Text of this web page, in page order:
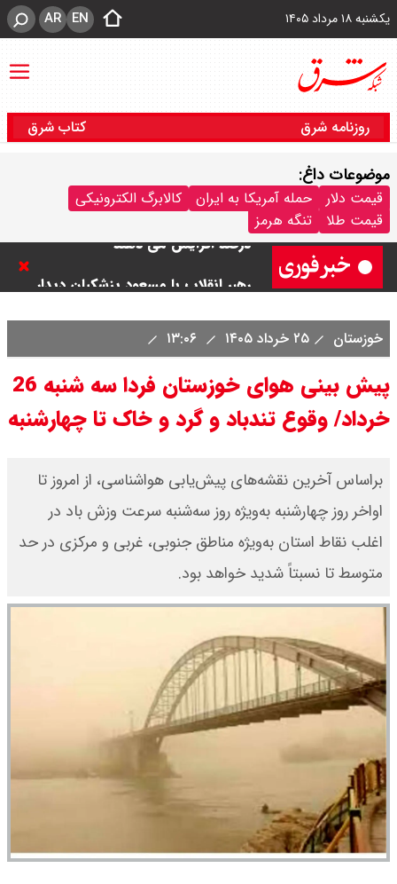
یکشنبه ۱۸ مرداد ۱۴۰۵ EN
AR
روزنامه شرق کتاب شرق
موضوعات داغ:
قیمت دلار حمله آمریکا به ایران
کالابرگ الکترونیکی
قیمت طلا
تنگه هرمز
بنزین برای دولت چقدر تمام می شود؟
درصد افزایش می دهند
اقتصادی با طرفهای خارجی گفتگو شد
امیر جهانشاهی: پای نظامی آمریکایی
به ایران باز شود آن را قطع می‌کنیم +
ویدیو
ونس در بن‌بست سیاسی قرار دارد
خوزستان ۲۵ خرداد ۱۴۰۵
پیش بینی هوای خوزستان فردا سه شنبه 26
خرداد/ وقوع تندباد و گرد و خاک تا چهارشنبه
براساس آخرین نقشه‌های پیش‌یابی هواشناسی، از امروز تا
اواخر روز چهارشنبه به‌ویژه روز سه‌شنبه سرعت وزش باد در
اغلب نقاط استان به‌ویژه مناطق جنوبی، غربی و مرکزی در حد
متوسط تا نسبتاً شدید خواهد بود.